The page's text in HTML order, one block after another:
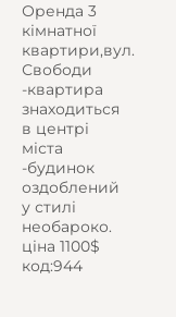
Оренда 3
кімнатної
квартири,вул.
Свободи
-квартира
знаходиться
в центрі
міста
-будинок
оздоблений
у стилі
необароко.
ціна 1100$
код:944